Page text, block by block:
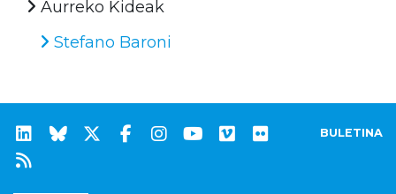
Aurreko Kideak
Stefano Baroni
BULETINA